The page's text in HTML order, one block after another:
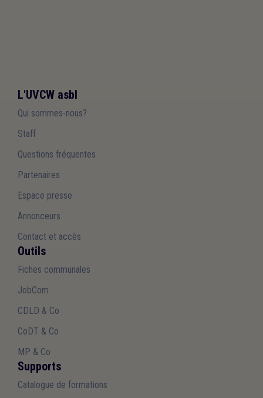
L'UVCW asbl
Qui sommes-nous?
Staff
Questions fréquentes
Partenaires
Espace presse
Annonceurs
Contact et accès
Outils
Fiches communales
JobCom
CDLD & Co
CoDT & Co
MP & Co
Supports
Catalogue de formations